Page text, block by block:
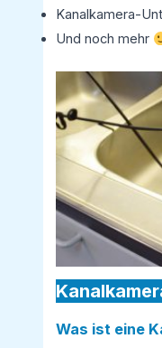
Kanalkamera-
Und noch mehr
Was ist eine